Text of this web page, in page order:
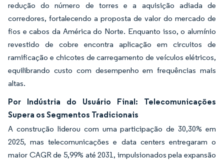
redução do número de torres e a aquisição adiada de
corredores, fortalecendo a proposta de valor do mercado de
fios e cabos da América do Norte. Enquanto isso, o alumínio
revestido de cobre encontra aplicação em circuitos de
ramificação e chicotes de carregamento de veículos elétricos,
equilibrando custo com desempenho em frequências mais
altas.
Por Indústria do Usuário Final: Telecomunicações
Supera os Segmentos Tradicionais
A construção liderou com uma participação de 30,30% em
2025, mas telecomunicações e data centers entregaram o
maior CAGR de 5,99% até 2031, impulsionados pela expansão